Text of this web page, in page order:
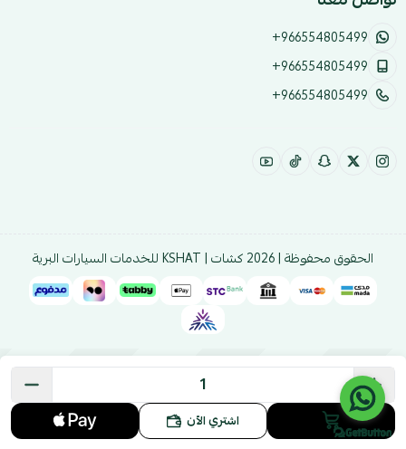
اشتري الآن
+966554805499
+966554805499
+966554805499
الحقوق محفوظة | 2026 كشات | KSHAT للخدمات السيارات البرية